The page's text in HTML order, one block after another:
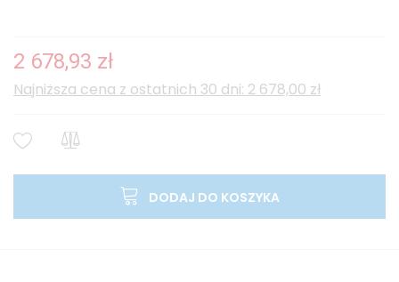
2 678,93 zł
Najniższa cena z ostatnich 30 dni: 2 678,00 zł
DODAJ DO KOSZYKA